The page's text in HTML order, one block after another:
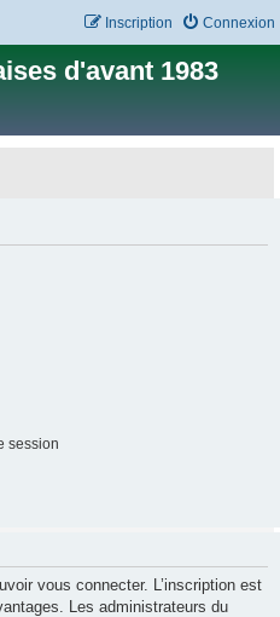
Connexion
Inscription
d'avant 1983
session
vous connecter. L’inscription est
Les administrateurs du